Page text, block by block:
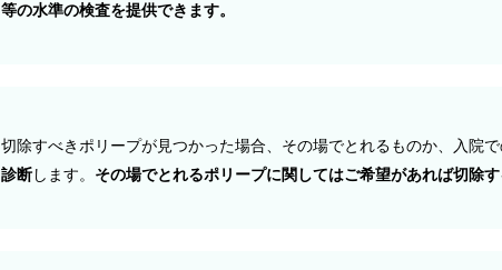
等の水準の検査を提供できます。
切除すべきポリープが見つかった場合、その場でとれるものか、入院
診断します。 その場でとれるポリープに関してはご希望があれば切除す